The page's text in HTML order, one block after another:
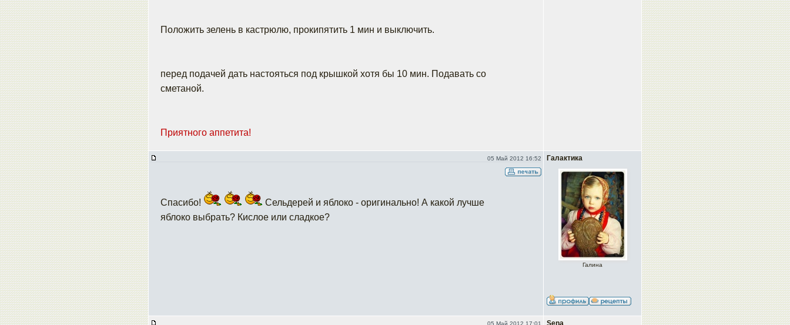
Положить зелень в кастрюлю, прокипятить 1 мин и выключить.
перед подачей дать настояться под крышкой хотя бы 10 мин. Подавать со
сметаной.
Приятного аппетита!
05 Май 2012 16:52 Галактика
Галина
Спасибо!
Сельдерей и яблоко - оригинально! А какой лучше
яблоко выбрать? Кислое или сладкое?
05 Май 2012 17:01 Sena